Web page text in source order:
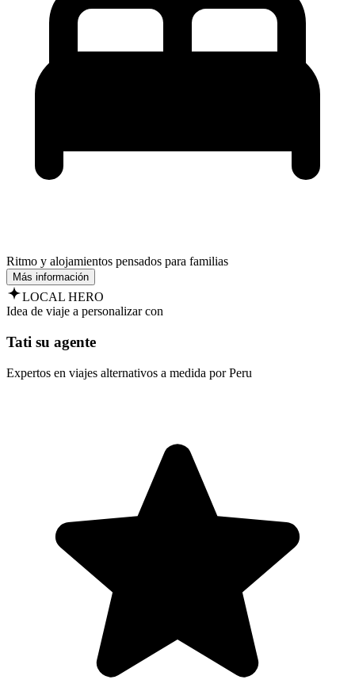
Ritmo y alojamientos pensados para familias
Más información
LOCAL HERO
Idea de viaje a personalizar con
Tati su agente
Expertos en viajes alternativos a medida por Peru